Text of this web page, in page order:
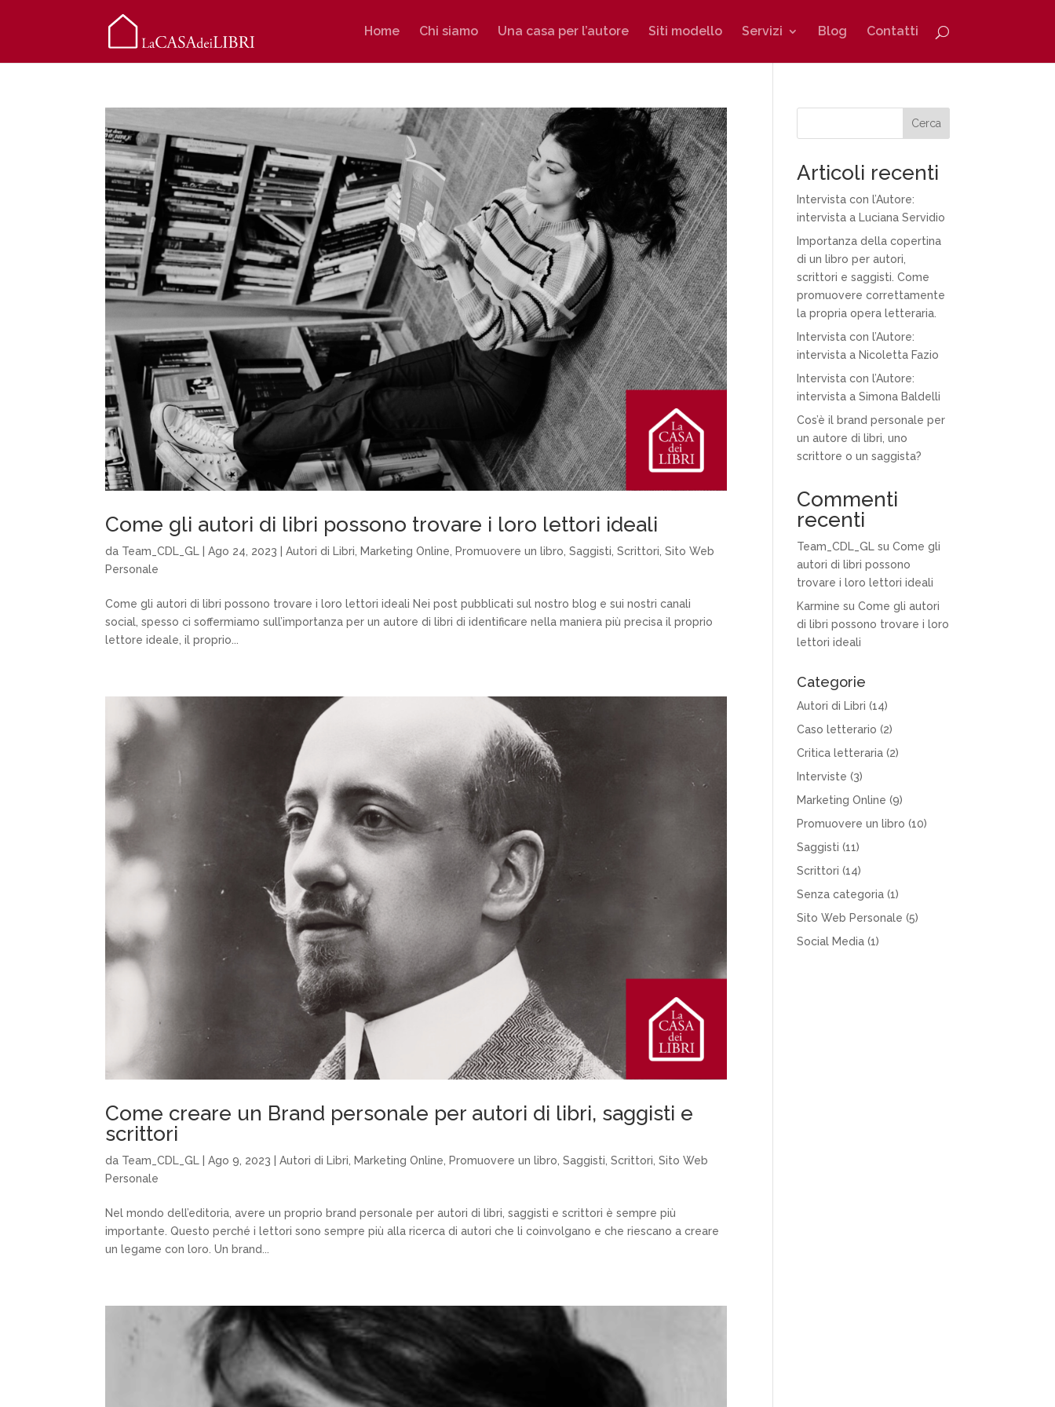
Home Chi siamo Una casa per l’autore Siti modello Servizi Blog Contatti
Come gli autori di libri possono trovare i loro lettori ideali
da Team_CDL_GL |Ago 24, 2023 |Autori di Libri Marketing Online Promuovere un libro ,Saggisti ,Scrittori ,Sito Web
Personale
Come gli autori di libri possono trovare i loro lettori ideali Nei post pubblicati sul nostro blog e sui nostri canali
social, spesso ci soffermiamo sull’importanza per un autore di libri di identificare nella maniera più precisa il proprio
lettore ideale, il proprio...
Come creare un Brand personale per autori di libri, saggisti e
scrittori
da Team_CDL_GL |Ago 9, 2023 |Autori di Libri Marketing Online Promuovere un libro ,Saggisti ,Scrittori ,Sito Web
Personale
Nel mondo dell’editoria, avere un proprio brand personale per autori di libri, saggisti e scrittori è sempre più
importante. Questo perché i lettori sono sempre più alla ricerca di autori che li coinvolgano e che riescano a creare
un legame con loro. Un brand...
Cerca
Articoli recenti
Intervista con l’Autore:
intervista a Luciana Servidio
Importanza della copertina
di un libro per autori,
scrittori e saggisti. Come
promuovere correttamente
la propria opera letteraria.
Intervista con l’Autore:
intervista a Nicoletta Fazio
Intervista con l’Autore:
intervista a Simona Baldelli
Cos’è il brand personale per
un autore di libri, uno
scrittore o un saggista?
Commenti
recenti
Team_CDL_GL suCome gli
autori di libri possono
trovare i loro lettori ideali
Karmine suCome gli autori
di libri possono trovare i loro
lettori ideali
Categorie
Autori di Libri (14)
Caso letterario (2)
Critica letteraria (2)
Interviste (3)
Marketing Online (9)
Promuovere un libro (10)
Saggisti (11)
Scrittori (14)
Senza categoria (1)
Sito Web Personale (5)
Social Media (1)